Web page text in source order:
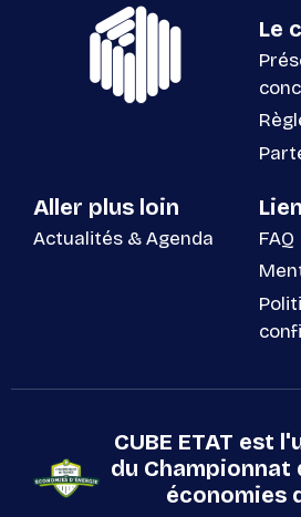
Le
Aller plus loin
Actualités & Agenda
FAQ
CUBE ETAT est
du Championnat
économies